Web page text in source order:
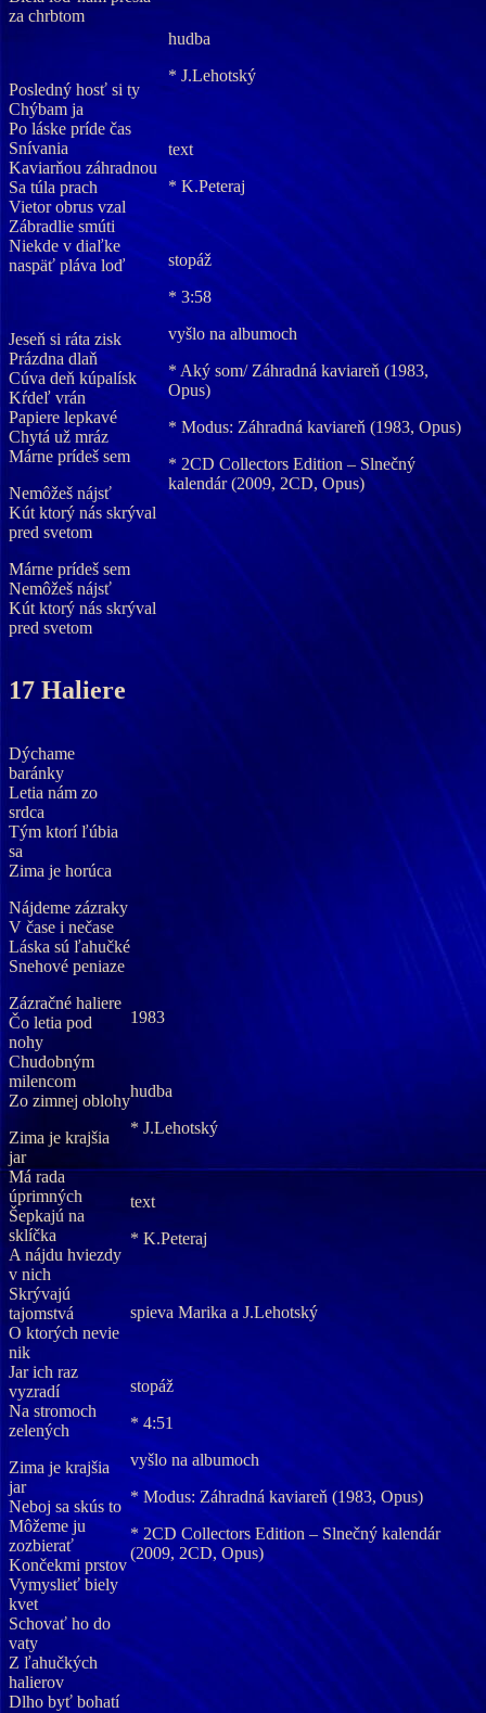
za chrbtom
Posledný hosť si ty
Chýbam ja
Po láske príde čas
Snívania
Kaviarňou záhradnou
Sa túla prach
Vietor obrus vzal
Zábradlie smúti
Niekde v diaľke
naspäť pláva loď
Jeseň si ráta zisk
Prázdna dlaň
Cúva deň kúpalísk
Kŕdeľ vrán
Papiere lepkavé
Chytá už mráz
Márne prídeš sem
Nemôžeš nájsť
Kút ktorý nás skrýval
pred svetom
Márne prídeš sem
Nemôžeš nájsť
Kút ktorý nás skrýval
pred svetom
hudba
* J.Lehotský
text
* K.Peteraj
stopáž
* 3:58
vyšlo na albumoch
* Aký som/ Záhradná kaviareň (1983,
Opus)
* Modus: Záhradná kaviareň (1983, Opus)
* 2CD Collectors Edition – Slnečný
kalendár (2009, 2CD, Opus)
17 Haliere
Dýchame
baránky
Letia nám zo
srdca
Tým ktorí ľúbia
sa
Zima je horúca
Nájdeme zázraky
V čase i nečase
Láska sú ľahučké
Snehové peniaze
Zázračné haliere
Čo letia pod
nohy
Chudobným
milencom
Zo zimnej oblohy
Zima je krajšia
jar
Má rada
úprimných
Šepkajú na
sklíčka
A nájdu hviezdy
v nich
Skrývajú
tajomstvá
O ktorých nevie
nik
Jar ich raz
vyzradí
Na stromoch
zelených
Zima je krajšia
jar
Neboj sa skús to
Môžeme ju
zozbierať
Končekmi prstov
Vymyslieť biely
kvet
Schovať ho do
vaty
Z ľahučkých
halierov
Dlho byť bohatí
1983
hudba
* J.Lehotský
text
* K.Peteraj
spieva Marika a J.Lehotský
stopáž
* 4:51
vyšlo na albumoch
* Modus: Záhradná kaviareň (1983, Opus)
* 2CD Collectors Edition – Slnečný kalendár
(2009, 2CD, Opus)